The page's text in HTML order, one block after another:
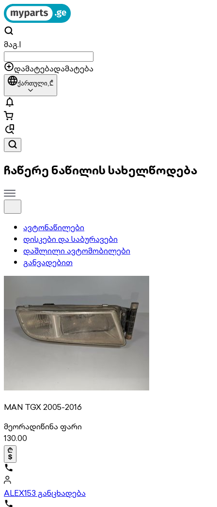
მაგ.|
დამატებადამატება
ქართული,₾
ჩაწერე ნაწილის სახელწოდება
ავტონაწილები
დისკები და საბურავები
დაშლილი ავტომობილები
განვადებით
MAN TGX 2005-2016
მეორადიწინა ფარი
130.00
ALEX153 განცხადება